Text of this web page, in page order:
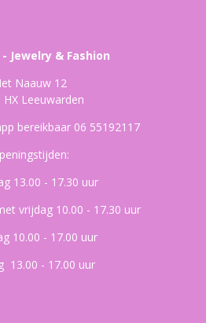
Jewelry & Fashion
Naauw 12
HX Leeuwarden
bereikbaar 06 55192117
13.00 - 17.30 uur
vrijdag 10.00 - 17.30 uur
10.00 - 17.00 uur
13.00 - 17.00 uur